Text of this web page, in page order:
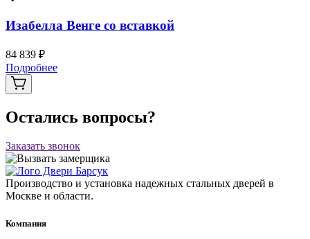
Изабелла Венге со вставкой
84 839 ₽
Подробнее
Остались вопросы?
Заказать звонок
Производство и установка надежных стальных дверей в
Москве и области.
Компания